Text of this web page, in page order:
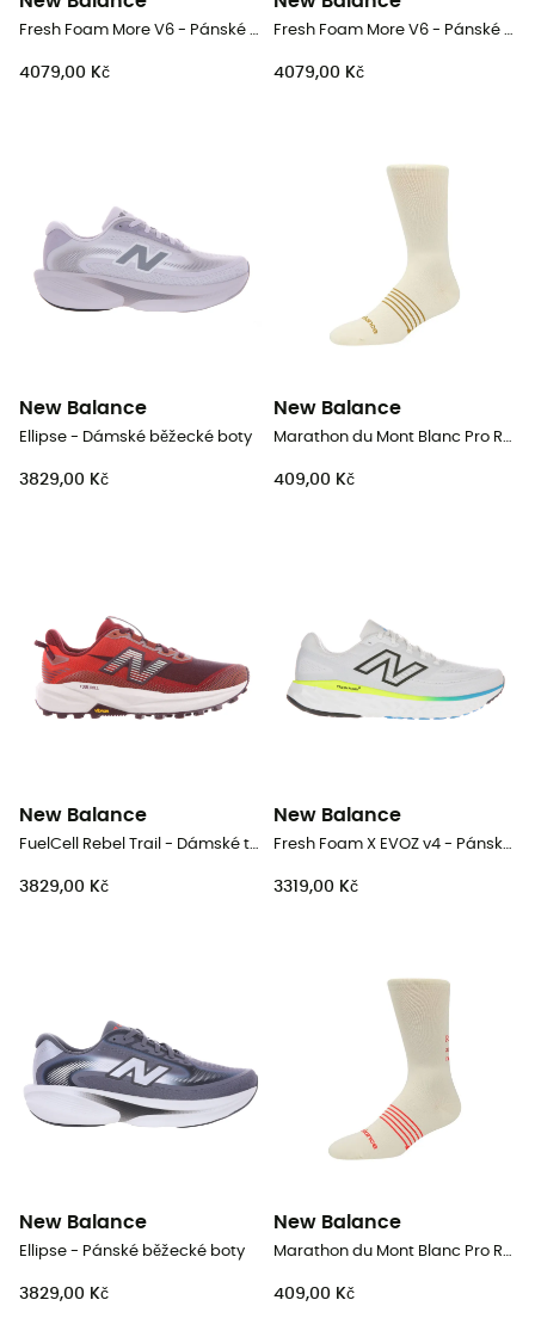
Fresh Foam More V6 - Pánské běžecké boty
4079,00 Kč
Fresh Foam More V6 - Pánské běžecké boty
4079,00 Kč
New Balance
Ellipse - Dámské běžecké boty
3829,00 Kč
New Balance
Marathon du Mont Blanc Pro Run - Trailové ponožky
409,00 Kč
New Balance
FuelCell Rebel Trail - Dámské trailové běžecké boty
3829,00 Kč
New Balance
Fresh Foam X EVOZ v4 - Pánské běžecké boty
3319,00 Kč
New Balance
Ellipse - Pánské běžecké boty
3829,00 Kč
New Balance
Marathon du Mont Blanc Pro Run - Trailové ponožky
409,00 Kč